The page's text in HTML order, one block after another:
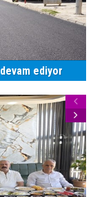
ediyor